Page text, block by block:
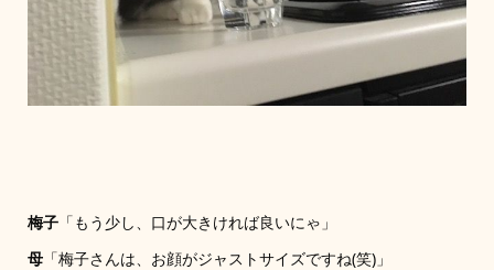
梅子「もう少し、口が大きければ良いにゃ」
母「梅子さんは、お顔がジャストサイズですね(笑)」